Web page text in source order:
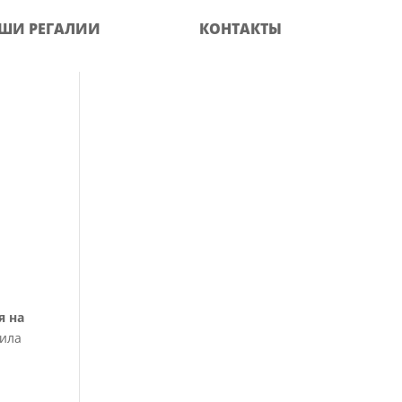
РЕГАЛИИ КОНТАКТЫ
на